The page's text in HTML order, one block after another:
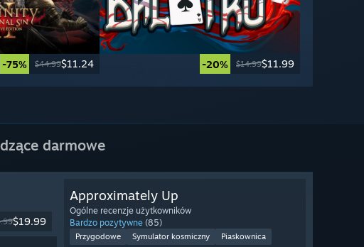
-75% $44.99$11.24 -20% $14.99$11.99
darmowe
$19.99
Approximately Up
Ogólne recenzje użytkowników
Bardzo pozytywne (85)
Przygodowe Symulator kosmiczny
Piaskownica